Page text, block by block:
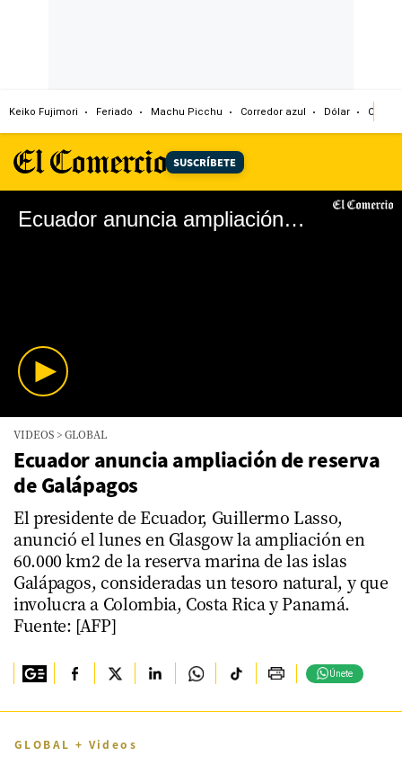
Keiko Fujimori Feriado Machu Picchu Corredor azul Dólar
SUSCRÍBETE
Ecuador anuncia ampliación de reserva de Galápagos
seconds
seconds
VIDEOS >GLOBAL
Ecuador anuncia ampliación de reserva
de Galápagos
El presidente de Ecuador, Guillermo Lasso,
anunció el lunes en Glasgow la ampliación en
60.000 km2 de la reserva marina de las islas
Galápagos, consideradas un tesoro natural, y que
involucra a Colombia, Costa Rica y Panamá.
Fuente: [AFP]
Únete
GLOBAL + Videos